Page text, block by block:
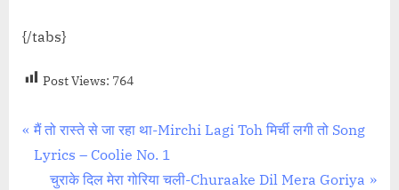
{/tabs}
Post Views: 764
Post
navigation
P
r
मैं तो रास्ते से जा रहा था-Mirchi Lagi Toh मिर्ची लगी तो Song
Lyrics – Coolie No. 1
N
चुराके दिल मेरा गोरिया चली-Churaake Dil Mera Goriya